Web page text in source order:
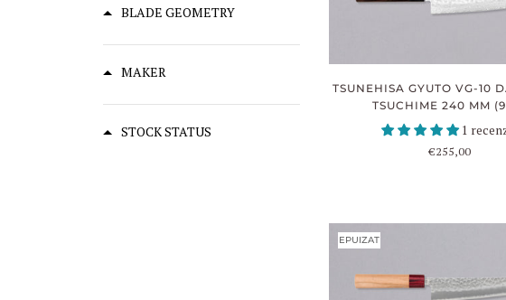
BLADE GEOMETRY
MAKER
STOCK STATUS
TSUNEHISA GYUTO VG-10
TSUCHIME 240 MM
1
€255,00
EPUIZAT